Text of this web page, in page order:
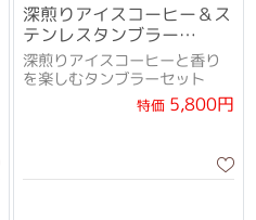
深煎りアイスコーヒー＆ス
テンレスタンブラー
(350mL)
深煎りアイスコーヒーと香り
を楽しむタンブラーセット
特価5,800円